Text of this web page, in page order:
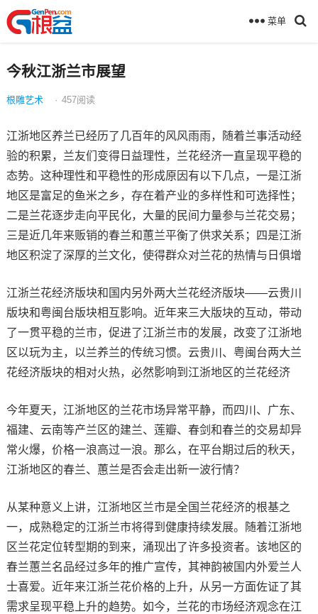
菜单
今秋江浙兰市展望
根雕艺术 · 457阅读
江浙地区养兰已经历了几百年的风风雨雨，随着兰事活动经
验的积累，兰友们变得日益理性，兰花经济一直呈现平稳的
态势。这种理性和平稳性的形成原因有以下几点，一是江浙
地区是富足的鱼米之乡，存在着产业的多样性和可选择性；
二是兰花逐步走向平民化，大量的民间力量参与兰花交易；
三是近几年来贩销的春兰和蕙兰平衡了供求关系；四是江浙
地区积淀了深厚的兰文化，使得群众对兰花的热情与日俱增
江浙兰花经济版块和国内另外两大兰花经济版块――云贵川
版块和粤闽台版块相互影响。近年来三大版块的互动，带动
了一贯平稳的兰市，促进了江浙兰市的发展，改变了江浙地
区以玩为主，以兰养兰的传统习惯。云贵川、粤闽台两大兰
花经济版块的相对火热，必然影响到江浙地区的兰花经济
今年夏天，江浙地区的兰花市场异常平静，而四川、广东、
福建、云南等产兰区的建兰、莲瓣、春剑和春兰的交易却异
常火爆，价格一浪高过一浪。那么，在平台期过后的秋天，
江浙地区的春兰、蕙兰是否会走出新一波行情？
从某种意义上讲，江浙地区兰市是全国兰花经济的根基之
一，成熟稳定的江浙兰市将得到健康持续发展。随着江浙地
区兰花定位转型期的到来，涌现出了许多投资者。该地区的
春兰蕙兰名品经过多年的推广宣传，其神韵被国内外爱兰人
士喜爱。近年来江浙兰花价格的上升，从另一方面佐证了其
需求呈现平稳上升的趋势。如今，兰花的市场经济观念在江